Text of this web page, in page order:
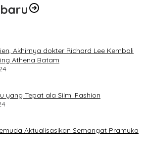
Akhirnya dokter Richard Lee Kembali
Athena Batam
yang Tepat ala Silmi Fashion
Aktualisasikan Semangat Pramuka